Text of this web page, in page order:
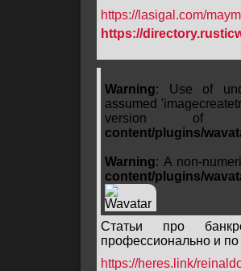
https://lasigal.com/
https://
Warning: Use of
assumed
version
content/plugins/
Warning: A non-
content/plugins/
Статьи про
профессионально и по
https://heres.link/